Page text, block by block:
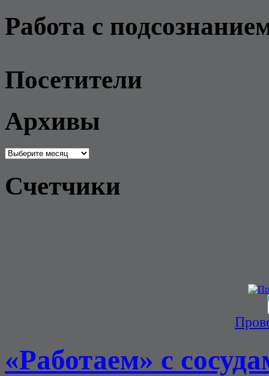
Работа с
Посетители
Архивы
Архивы
Счетчики
«Работаем» с